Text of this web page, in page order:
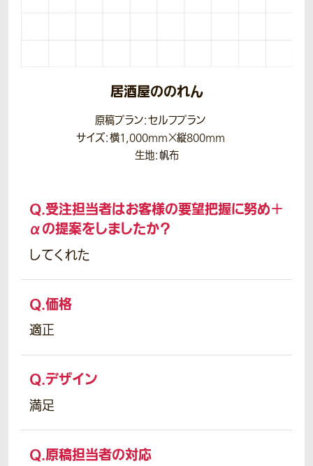
居酒屋ののれん
原稿プラン：セルフプラン
サイズ：横1,000mm×縦800mm
生地：帆布
Q.受注担当者はお客様の要望把握に努め＋
αの提案をしましたか？
してくれた
Q.価格
適正
Q.デザイン
満足
Q.原稿担当者の対応